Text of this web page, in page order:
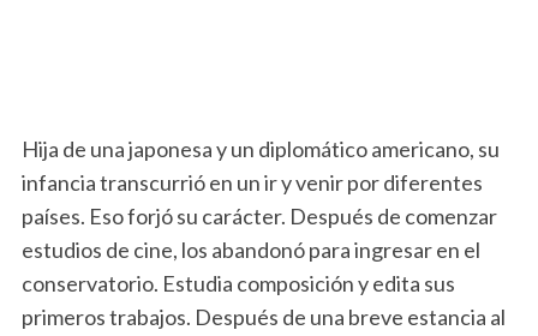
Hija de una japonesa y un diplomático americano, su
infancia transcurrió en un ir y venir por diferentes
países. Eso forjó su carácter. Después de comenzar
estudios de cine, los abandonó para ingresar en el
conservatorio. Estudia composición y edita sus
primeros trabajos. Después de una breve estancia al